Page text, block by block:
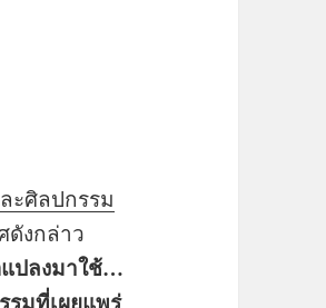
ะศิลปกรรม
ดังกล่าว
ปลงมาใช้…
รมที่เผยแพร่